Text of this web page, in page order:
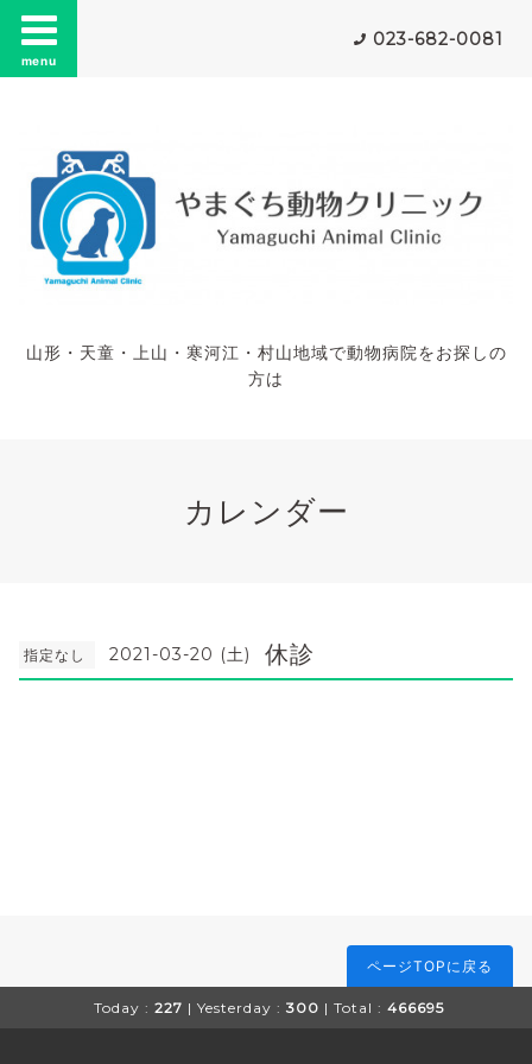
menu
023-682-0081
山形・天童・上山・寒河江・村山地域で動物病院をお探しの
方は
カレンダー
指定なし 2021-03-20 (土) 休診
ページTOPに戻る
Today : 227 | Yesterday : 300 | Total : 466695